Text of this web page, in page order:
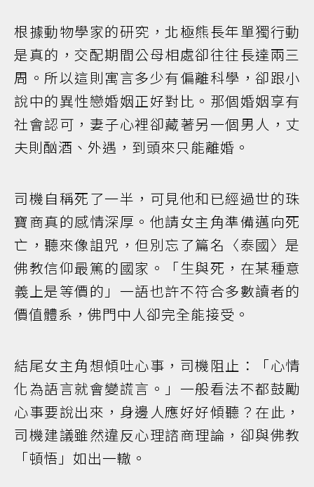
根據動物學家的研究，北極熊長年單獨行動
是真的，交配期間公母相處卻往往長達兩三
周。所以這則寓言多少有偏離科學，卻跟小
說中的異性戀婚姻正好對比。那個婚姻享有
社會認可，妻子心裡卻藏著另一個男人，丈
夫則酗酒、外遇，到頭來只能離婚。
司機自稱死了一半，可見他和已經過世的珠
寶商真的感情深厚。他請女主角準備邁向死
亡，聽來像詛咒，但別忘了篇名〈泰國〉是
佛教信仰最篤的國家。「生與死，在某種意
義上是等價的」一語也許不符合多數讀者的
價值體系，佛門中人卻完全能接受。
結尾女主角想傾吐心事，司機阻止：「心情
化為語言就會變謊言。」一般看法不都鼓勵
心事要說出來，身邊人應好好傾聽？在此，
司機建議雖然違反心理諮商理論，卻與佛教
「頓悟」如出一轍。